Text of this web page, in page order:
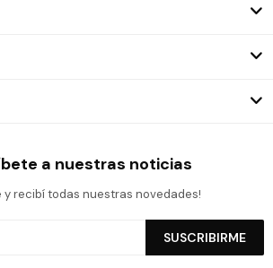
a nuestras noticias
y recibí todas nuestras novedades!
SUSCRIBIRME